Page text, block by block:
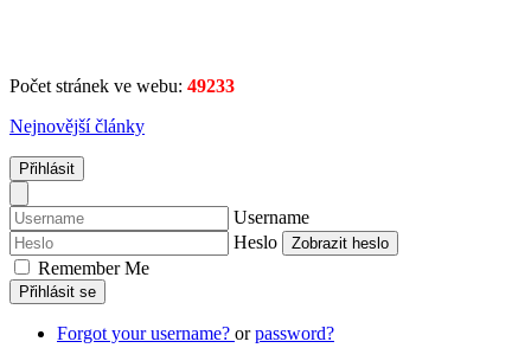
Počet stránek ve webu: 49233
Nejnovější články
Přihlásit
Username
Heslo
Zobrazit heslo
Remember Me
Přihlásit se
Forgot your username? orpassword?